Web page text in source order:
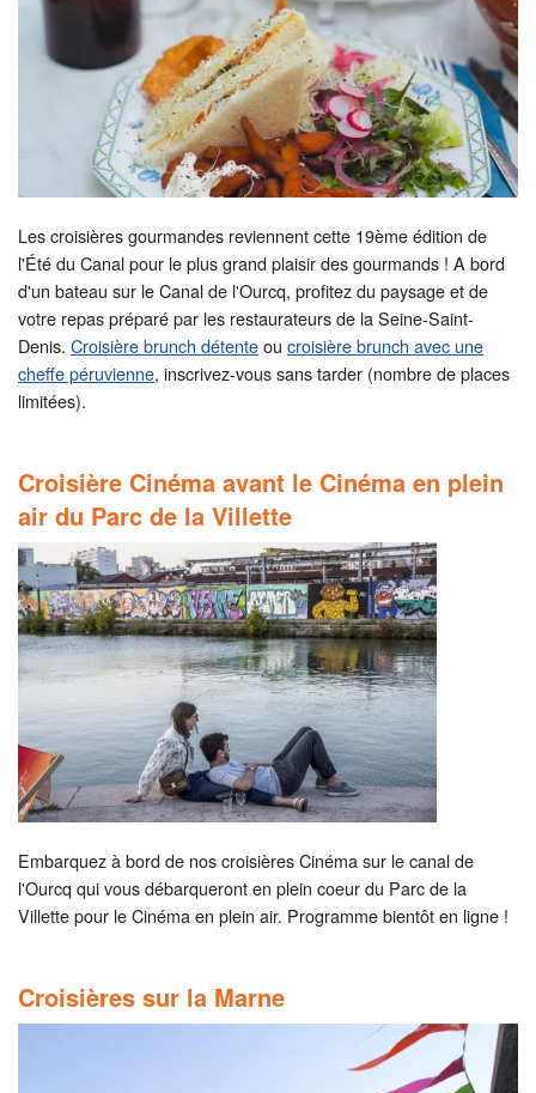
Les croisières gourmandes reviennent cette 19ème édition de
l'Été du Canal pour le plus grand plaisir des gourmands ! A bord
d'un bateau sur le Canal de l'Ourcq, profitez du paysage et de
votre repas préparé par les restaurateurs de la Seine-Saint-
Denis. Croisière brunch détenteou croisière brunch avec une
cheffe péruvienne, inscrivez-vous sans tarder (nombre de places
limitées).
Croisière Cinéma avant le Cinéma en plein
air du Parc de la Villette
Embarquez à bord de nos croisières Cinéma sur le canal de
l'Ourcq qui vous débarqueront en plein coeur du Parc de la
Villette pour le Cinéma en plein air. Programme bientôt en ligne !
Croisières sur la Marne